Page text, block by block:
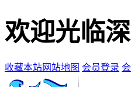
欢迎光临
收藏本站网站地图 会员登录